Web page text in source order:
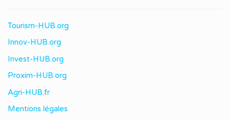
Tourism-HUB.org
Innov-HUB.org
Invest-HUB.org
Proxim-HUB.org
Agri-HUB.fr
Mentions légales